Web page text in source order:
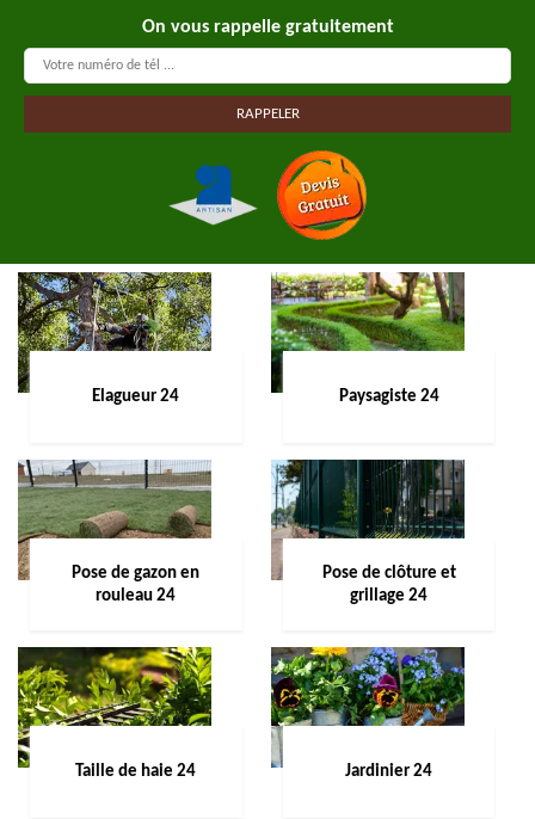
On vous rappelle gratuitement
Elagueur 24 Paysagiste 24
Pose de gazon en
rouleau 24
Pose de clôture et
grillage 24
Taille de haie 24 Jardinier 24